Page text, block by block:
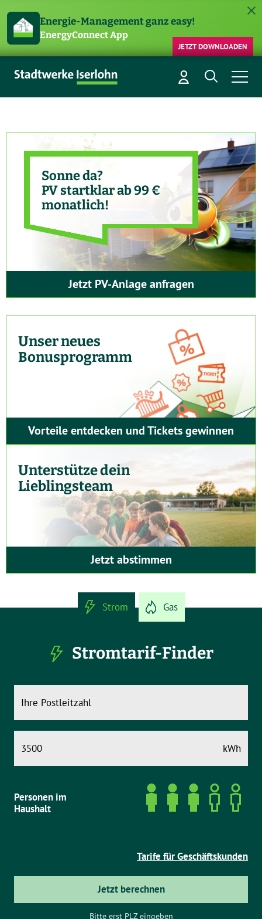
Energie-Management ganz easy!
EnergyConnect App
JETZT DOWNLOADEN
Sonne da?
PV startklar ab 99 €
monatlich!
Jetzt PV-Anlage anfragen
Unser neues
Bonusprogramm
Vorteile entdecken und Tickets gewinnen
Unterstütze dein
Lieblingsteam
Jetzt abstimmen
Strom Gas
Stromtarif-Finder
kWh
Personen im
Haushalt
Tarife für Geschäftskunden
Jetzt berechnen
Bitte erst PLZ eingeben